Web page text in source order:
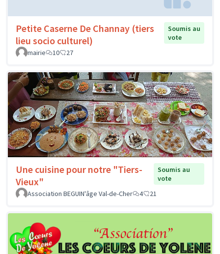
Petite Caserne De Channay (tiers
lieu socio culturel)
Soumis au
vote
mairie
10 27
Une cuisine pour notre "Tiers-
Vieux"
Soumis au
vote
Association BEGUIN'âge Val-de-Cher
4 21